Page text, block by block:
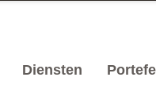
Diensten